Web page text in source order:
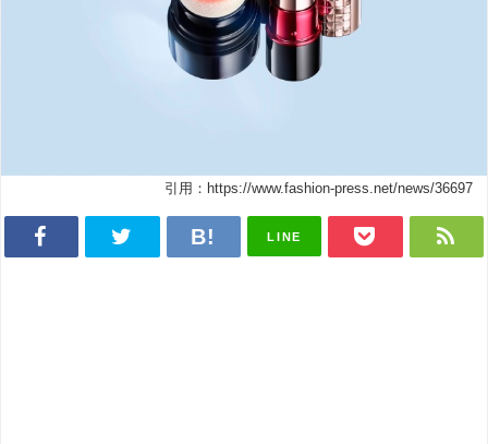
引用：https://www.fashion-press.net/news/36697
LINE